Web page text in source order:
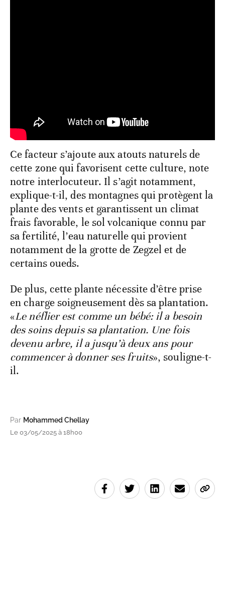
Ce facteur s’ajoute aux atouts naturels de
cette zone qui favorisent cette culture, note
notre interlocuteur. Il s’agit notamment,
explique-t-il, des montagnes qui protègent la
plante des vents et garantissent un climat
frais favorable, le sol volcanique connu par
sa fertilité, l’eau naturelle qui provient
notamment de la grotte de Zegzel et de
certains oueds.
De plus, cette plante nécessite d’être prise
en charge soigneusement dès sa plantation.
«Le néflier est comme un bébé: il a besoin
des soins depuis sa plantation. Une fois
devenu arbre, il a jusqu’à deux ans pour
commencer à donner ses fruits», souligne-t-
il.
Par Mohammed Chellay
Le 03/05/2025 à 18h00